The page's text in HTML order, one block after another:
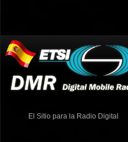
El Sitio para la Radio Digital